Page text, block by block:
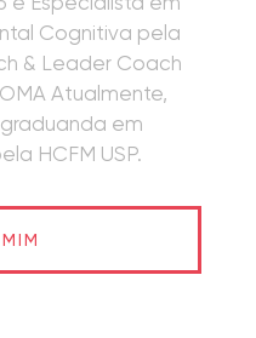
Cognitiva pela
& Leader Coach
Atualmente,
em
HCFM USP.